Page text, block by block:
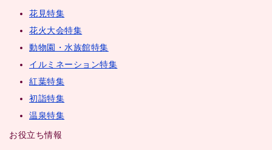
花見特集
花火大会特集
動物園・水族館特集
イルミネーション特集
紅葉特集
初詣特集
温泉特集
お役立ち情報